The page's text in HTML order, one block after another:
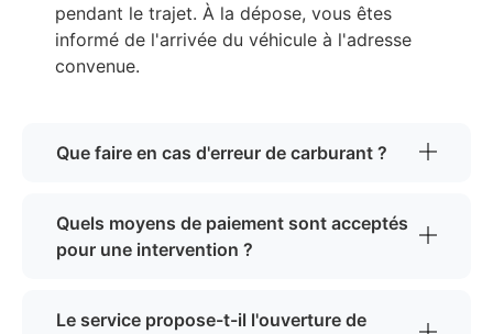
pendant le trajet. À la dépose, vous êtes
informé de l'arrivée du véhicule à l'adresse
convenue.
Que faire en cas d'erreur de carburant ?
Quels moyens de paiement sont acceptés
pour une intervention ?
Le service propose-t-il l'ouverture de